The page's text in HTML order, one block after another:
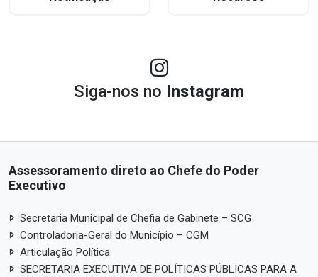
Siga-nos no Instagram
Assessoramento direto ao Chefe do Poder
Executivo
Secretaria Municipal de Chefia de Gabinete – SCG
Controladoria-Geral do Município – CGM
Articulação Política
SECRETARIA EXECUTIVA DE POLÍTICAS PÚBLICAS PARA A